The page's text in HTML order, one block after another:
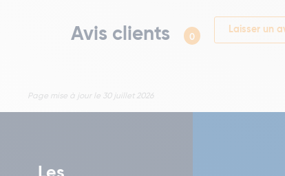
Avis clients 0
Laisser un
Page mise à jour le 30 juillet 2026